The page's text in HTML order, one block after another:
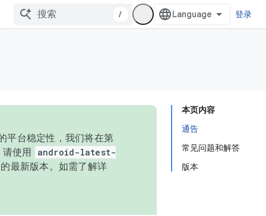
/ 登录
本页内容
通告
常见问题和解答
版本
平台稳定性，我们将在第
使用
android-latest-
最新版本。如需了解详